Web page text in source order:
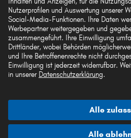
unautorisierte Nutzung von Inhalten stellt eine
und kann rechtliche Schritte nach sich ziehen.
Vertrag widerrufen
© 2026 kfzteile24 GmbH - Alle Rechte
¹„Gratis Versand“ oder „ohne Versandkosten“
deutschen Versandkostenpauschale von 6,90 €.
Nutzerprofilen und Auswertung unserer
Social-Media-Funktionen. Ihre Daten
Werbepartner weitergegeben und
zusammengeführt. Ihre Einwilligung
Drittländer, wobei Behörden
und Ihre Betroffenenrechte nicht
Einwilligung ist jederzeit widerrufbar.
in unserer Datenschutzerklärung.
Alle
Alle